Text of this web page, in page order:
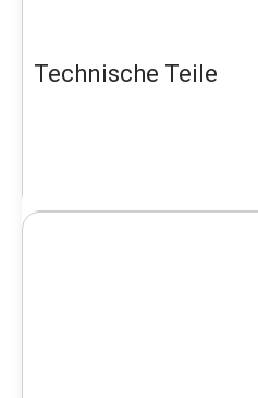
Technische Teile